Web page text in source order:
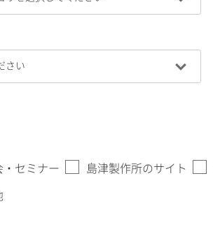
・セミナー 島津製作所のサイト